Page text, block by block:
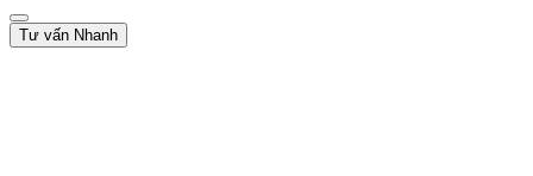
Tư vấn Nhanh